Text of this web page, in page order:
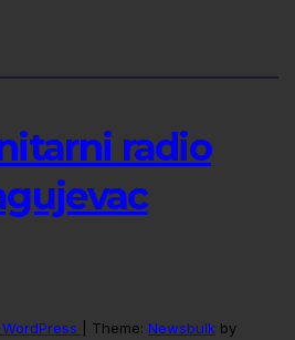
radio
Theme: Newsbulk by